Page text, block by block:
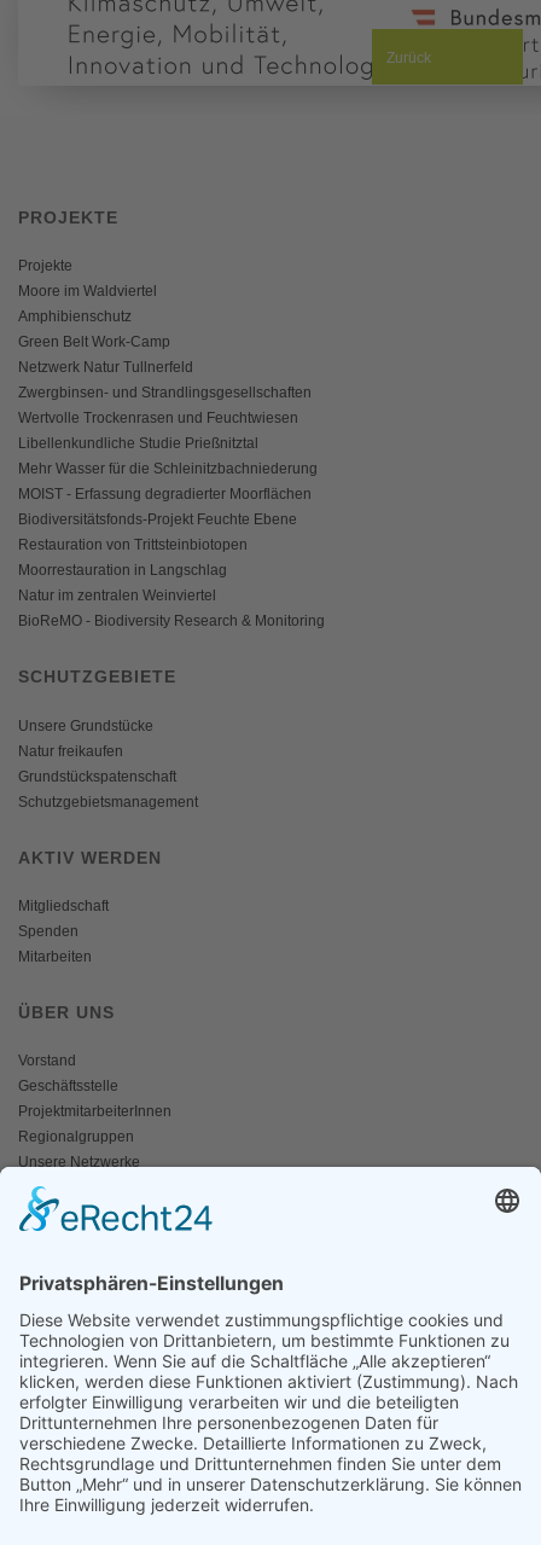
Zurück
PROJEKTE
Projekte
Moore im Waldviertel
Amphibienschutz
Green Belt Work-Camp
Netzwerk Natur Tullnerfeld
Zwergbinsen- und Strandlingsgesellschaften
Wertvolle Trockenrasen und Feuchtwiesen
Libellenkundliche Studie Prießnitztal
Mehr Wasser für die Schleinitzbachniederung
MOIST - Erfassung degradierter Moorflächen
Biodiversitätsfonds-Projekt Feuchte Ebene
Restauration von Trittsteinbiotopen
Moorrestauration in Langschlag
Natur im zentralen Weinviertel
BioReMO - Biodiversity Research & Monitoring
SCHUTZGEBIETE
Unsere Grundstücke
Natur freikaufen
Grundstückspatenschaft
Schutzgebietsmanagement
AKTIV WERDEN
Mitgliedschaft
Spenden
Mitarbeiten
ÜBER UNS
Vorstand
Geschäftsstelle
ProjektmitarbeiterInnen
Regionalgruppen
Unsere Netzwerke
Historisches
Impressum/Kontakt
Naturschutz bunt
Broschüren und Folder
Presseaussendungen
Newsletter
Fotos und Videos
ANWALT DER NATUR